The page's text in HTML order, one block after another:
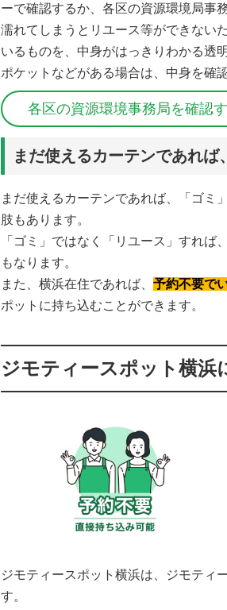
ーで確認するか、各区の資源環境局事
濡れてしまうとリユース等ができない
いるものを、中身がはっきりわかる透
ポケットなどがある場合は、中身を確
各区の資源環境事務局を確認
まだ使えるカーテンであれば
まだ使えるカーテンであれば、「ゴミ
肢もあります。
「ゴミ」ではなく「リユース」すれ
もなります。
また、横浜在住であれば、 予約不要で
ポットに持ち込むことができます。
ジモティースポット横浜
ジモティースポット横浜は、ジモティ
す。